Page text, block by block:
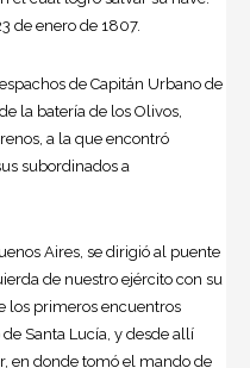
de enero de 1807.
de Capitán Urbano de
la batería de los Olivos,
a la que encontró
subordinados a
Aires, se dirigió al puente
de nuestro ejército con su
los primeros encuentros
Santa Lucía, y desde allí
en donde tomó el mando de